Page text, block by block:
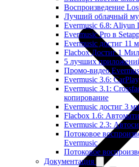
Воспроизведение
Лучший облачный
Evermusic 6.8:
Evermusic Pro в
Evermusic достиг 11
Flacbox Достиг 1
5 лучших
Промо-видео
Evermusic 3.6:
Evermusic 3.1:
копирование
Evermusic достиг 3
Flacbox 1.6:
Evermusic 2.3:
Потоковое
Evermusic
Потоковое
Документация